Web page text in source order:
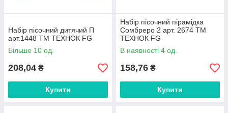
Набір пісочний дитячий П
арт.1448 ТМ ТЕХНОК FG
Більше 10 од.
208,04 ₴
Купити
Набір пісочний пірамідка
Сомбреро 2 арт. 2674 ТМ
ТЕХНОК FG
В наявності 4 од.
158,76 ₴
Купити